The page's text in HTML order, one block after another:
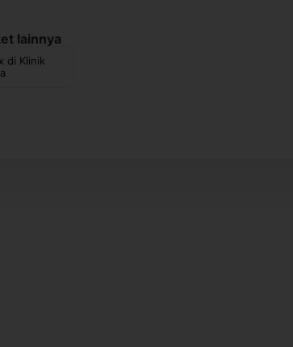
lainnya
di Klinik